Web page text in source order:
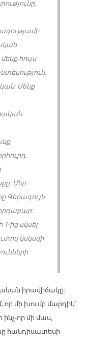
հույս
Մենք
Մեր
Գերագույն
ից սկսել
կսկսվի
իրավիճակը:
որ մի խումբ մարդիկ՝
որ մի մաս,
հանդիսատեսի